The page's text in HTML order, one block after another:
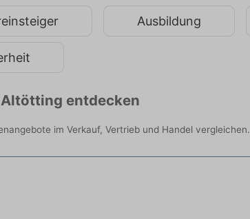
Ausbildung
entdecken
im Verkauf, Vertrieb und Handel vergleichen.